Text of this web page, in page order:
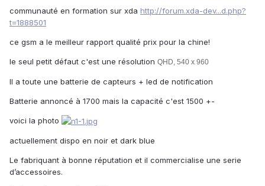
communauté en formation sur xda http://forum.xda-dev...d.php?
t=1888501
ce gsm a le meilleur rapport qualité prix pour la chine!
le seul petit défaut c'est une résolution QHD, 540 x 960
Il a toute une batterie de capteurs + led de notification
Batterie annoncé à 1700 mais la capacité c'est 1500 +-
voici la photo
actuellement dispo en noir et dark blue
Le fabriquant à bonne réputation et il commercialise une serie
d’accessoires.